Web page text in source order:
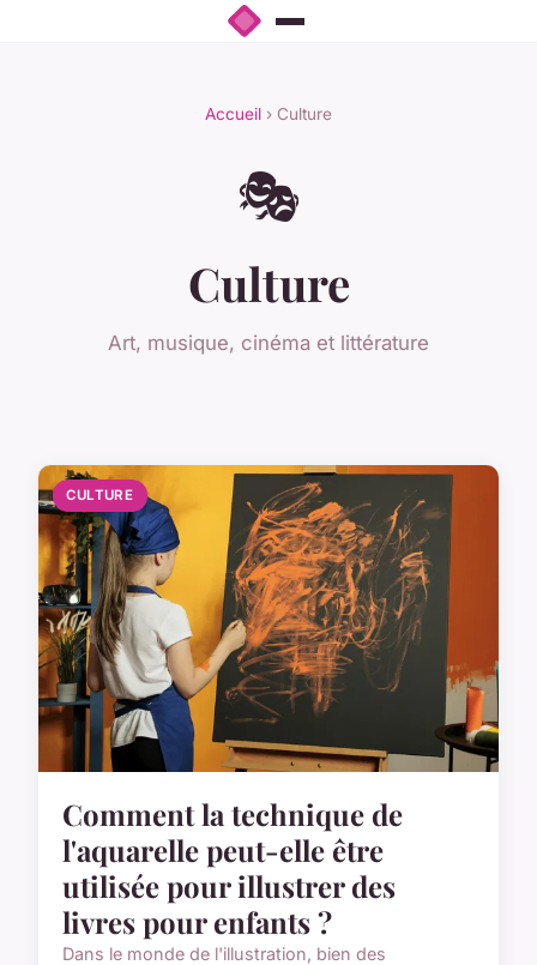
Accueil › Culture
🎭
Culture
Art, musique, cinéma et littérature
CULTURE
Comment la technique de
l'aquarelle peut-elle être
utilisée pour illustrer des
livres pour enfants ?
Dans le monde de l'illustration, bien des